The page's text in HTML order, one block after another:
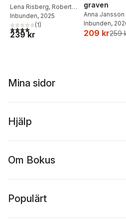
Lena Risberg, Robert
Hedman
Inbunden, 2025
4,0utav 5 stjärnor. Totalt antal röster:
(1)
239 kr
graven
Anna Jansson
Inbunden,
209 kr259
Mina sidor
Hjälp
Om Bokus
Populärt